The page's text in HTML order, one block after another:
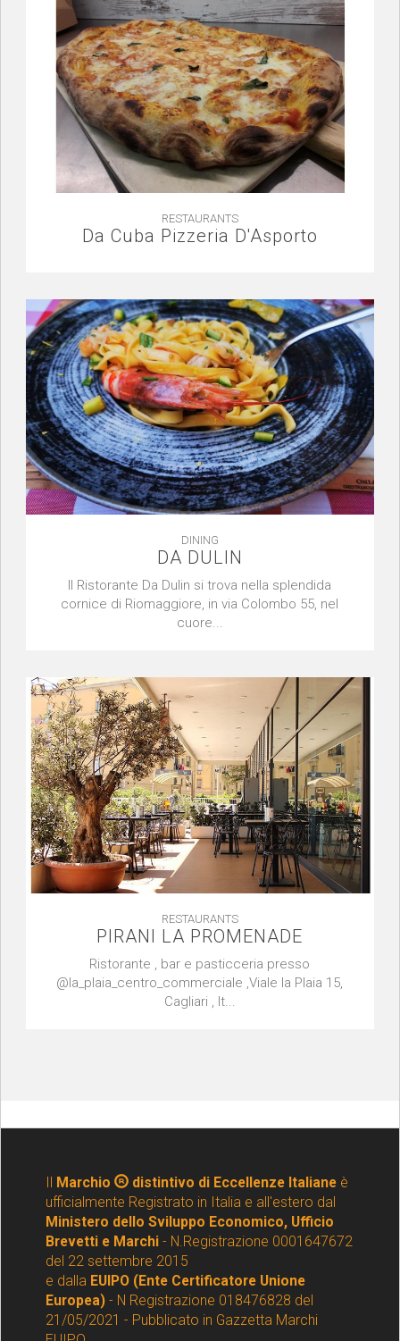
RESTAURANTS
Da Cuba Pizzeria D'Asporto
DINING
DA DULIN
Il Ristorante Da Dulin si trova nella splendida
cornice di Riomaggiore, in via Colombo 55, nel
cuore...
RESTAURANTS
PIRANI LA PROMENADE
Ristorante , bar e pasticceria presso
@la_plaia_centro_commerciale ,Viale la Plaia 15,
Cagliari , It...
Il Marchio distintivo di Eccellenze Italianeè
ufficialmente Registrato in Italia e all'estero dal
Ministero dello Sviluppo Economico, Ufficio
Brevetti e Marchi - N.Registrazione 0001647672
del 22 settembre 2015
e dalla EUIPO (Ente Certificatore Unione
Europea) - N Registrazione 018476828 del
21/05/2021 - Pubblicato in Gazzetta Marchi